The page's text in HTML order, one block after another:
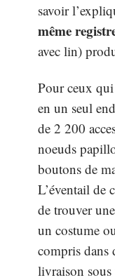
savoir
même
avec lin)
Pour ceux
en un seul
de 2 200
noeuds
boutons de
L’éventail de
de trouver
un costume
compris dans
livraison